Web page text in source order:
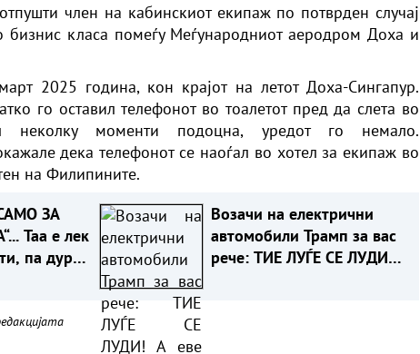
член на кабинскиот екипаж по потврден случај
класа помеѓу Меѓународниот аеродром Доха и
2025 година, кон крајот на летот Доха-Сингапур.
го оставил телефонот во тоалетот пред да слета во
неколку моменти подоцна, уредот го немало.
дека телефонот се наоѓал во хотел за екипаж во
на Филипините.
ЗА
Таа е лек
па дури
Возачи на електрични
автомобили Трамп за вас
рече: ТИЕ ЛУЃЕ СЕ ЛУДИ!